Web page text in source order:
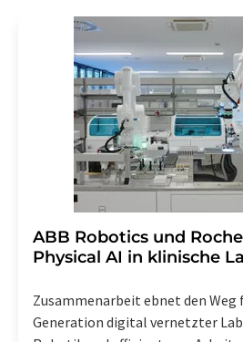
Str. 2, 12489 Berlin oder per E-Mail
widerruf@lumitos.commit Wirkung
widerrufen. Zudem ist in jeder E-Mail
Abbestellung des entsprechenden
enthalten.
​​​​​​​ABB Robotics und
Physical AI in klinische
Zusammenarbeit ebnet den Weg
Generation digital vernetzter